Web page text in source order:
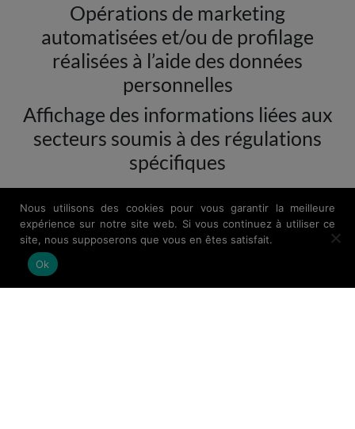
Opérations de marketing
automatisées et/ou de profilage
réalisées à l’aide des données
personnelles
Affichage des informations liées aux
secteurs soumis à des régulations
spécifiques
Nous utilisons des cookies pour vous garantir la meilleure
expérience sur notre site web. Si vous continuez à utiliser ce
site, nous supposerons que vous en êtes satisfait.
Ok